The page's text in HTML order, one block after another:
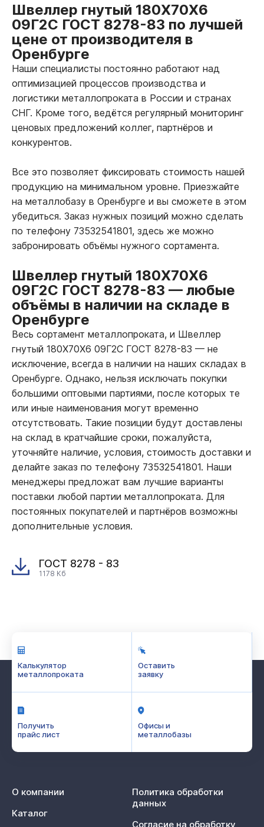
Швеллер гнутый 180Х70Х6
09Г2С ГОСТ 8278-83 по лучшей
цене от производителя в
Оренбурге
Наши специалисты постоянно работают над
оптимизацией процессов производства и
логистики металлопроката в России и странах
СНГ. Кроме того, ведётся регулярный мониторинг
ценовых предложений коллег, партнёров и
конкурентов.
Все это позволяет фиксировать стоимость нашей
продукцию на минимальном уровне. Приезжайте
на металлобазу в Оренбурге и вы сможете в этом
убедиться. Заказ нужных позиций можно сделать
по телефону 73532541801, здесь же можно
забронировать объёмы нужного сортамента.
Швеллер гнутый 180Х70Х6
09Г2С ГОСТ 8278-83 — любые
объёмы в наличии на складе в
Оренбурге
Весь сортамент металлопроката, и Швеллер
гнутый 180Х70Х6 09Г2С ГОСТ 8278-83 — не
исключение, всегда в наличии на наших складах в
Оренбурге. Однако, нельзя исключать покупки
большими оптовыми партиями, после которых те
или иные наименования могут временно
отсутствовать. Такие позиции будут доставлены
на склад в кратчайшие сроки, пожалуйста,
уточняйте наличие, условия, стоимость доставки и
делайте заказ по телефону 73532541801. Наши
менеджеры предложат вам лучшие варианты
поставки любой партии металлопроката. Для
постоянных покупателей и партнёров возможны
дополнительные условия.
ГОСТ 8278 - 83
1178 Кб
Калькулятор
металлопроката
Оставить
заявку
Получить
прайс лист
Офисы и
металлобазы
О компании
Каталог
Политика обработки
данных
Согласие на обработку